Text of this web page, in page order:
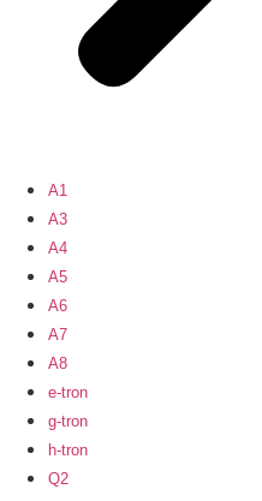
A1
A3
A4
A5
A6
A7
A8
e-tron
g-tron
h-tron
Q2